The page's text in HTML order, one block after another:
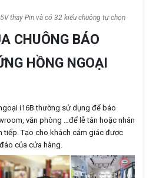
thay Pin và có 32 kiểu chuông tự chọn
CHUÔNG BÁO
HỒNG NGOẠI
i16B thường sử dụng để báo
văn phòng …để lễ tân hoặc nhân
tiếp. Tạo cho khách cảm giác được
của cửa hàng.